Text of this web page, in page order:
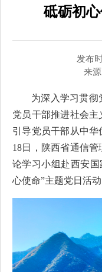
砥砺初
发布
来源
为深入学习贯彻
党员干部推进社会主
引导党员干部从中华
18日，陕西省通信
论学习小组赴西安
心使命”主题党日活动